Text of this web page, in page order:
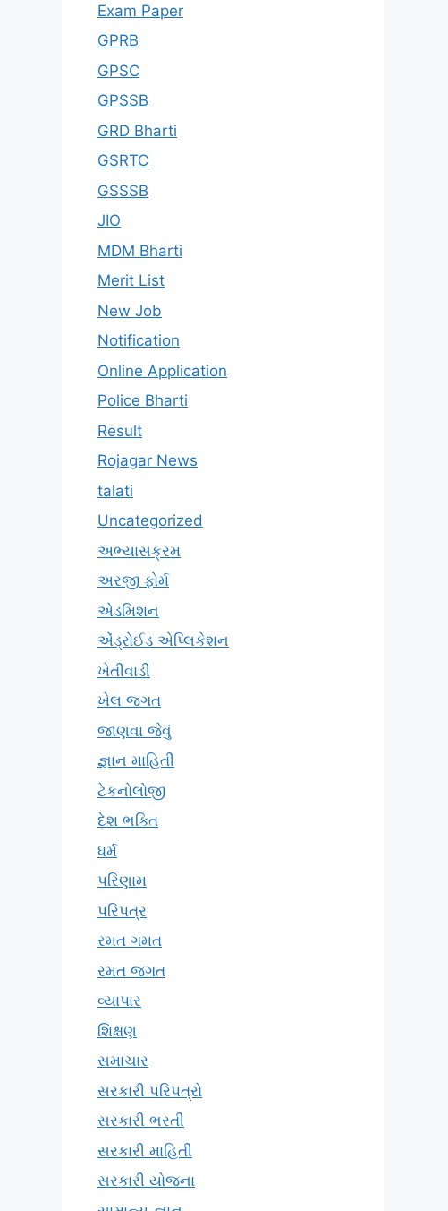
Exam Paper
GPRB
GPSC
GPSSB
GRD Bharti
GSRTC
GSSSB
JIO
MDM Bharti
Merit List
New Job
Notification
Online Application
Police Bharti
Result
Rojagar News
talati
Uncategorized
અભ્યાસક્રમ
અરજી ફોર્મ
એડમિશન
એંડ્રોઈડ એપ્લિકેશન
ખેતીવાડી
ખેલ જગત
જાણવા જેવું
જ્ઞાન માહિતી
ટેકનોલોજી
દેશ ભક્તિ
ધર્મ
પરિણામ
પરિપત્ર
રમત ગમત
રમત જગત
વ્યાપાર
શિક્ષણ
સમાચાર
સરકારી પરિપત્રો
સરકારી ભરતી
સરકારી માહિતી
સરકારી યોજના